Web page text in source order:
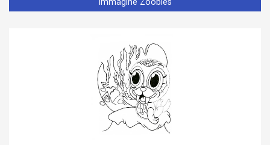
Immagine Zoobles